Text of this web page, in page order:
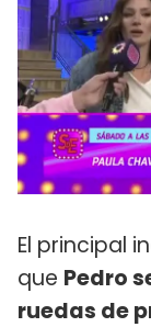
El principal
que Pedro
ruedas de